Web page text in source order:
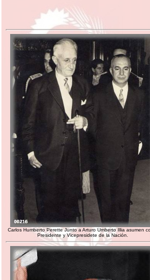
Carlos Humberto Perette Junto a Arturo Umberto Illia asumen
Presidente y Vicepresidete de la Nación.